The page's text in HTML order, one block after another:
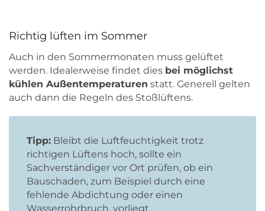
Richtig lüften im Sommer
Auch in den Sommermonaten muss gelüftet
werden. Idealerweise findet dies bei möglichst
kühlen Außentemperaturen statt. Generell gelten
auch dann die Regeln des Stoßlüftens.
Tipp: Bleibt die Luftfeuchtigkeit trotz
richtigen Lüftens hoch, sollte ein
Sachverständiger vor Ort prüfen, ob ein
Bauschaden, zum Beispiel durch eine
fehlende Abdichtung oder einen
Wasserrohrbruch, vorliegt.